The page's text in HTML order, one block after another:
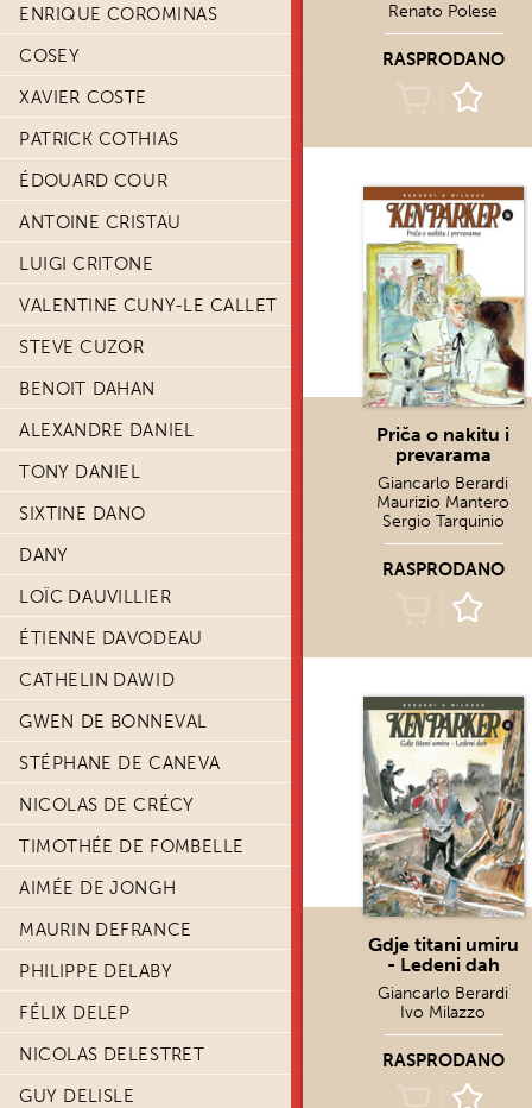
ENRIQUE COROMINAS
COSEY
XAVIER COSTE
PATRICK COTHIAS
ÉDOUARD COUR
ANTOINE CRISTAU
LUIGI CRITONE
VALENTINE CUNY-LE CALLET
STEVE CUZOR
BENOIT DAHAN
ALEXANDRE DANIEL
TONY DANIEL
SIXTINE DANO
DANY
LOÏC DAUVILLIER
ÉTIENNE DAVODEAU
CATHELIN DAWID
GWEN DE BONNEVAL
STÉPHANE DE CANEVA
NICOLAS DE CRÉCY
TIMOTHÉE DE FOMBELLE
AIMÉE DE JONGH
MAURIN DEFRANCE
PHILIPPE DELABY
FÉLIX DELEP
NICOLAS DELESTRET
GUY DELISLE
Renato Polese
RASPRODANO
Priča o nakitu i
prevarama
Giancarlo Berardi
Maurizio Mantero
Sergio Tarquinio
RASPRODANO
Gdje titani umiru
- Ledeni dah
Giancarlo Berardi
Ivo Milazzo
RASPRODANO